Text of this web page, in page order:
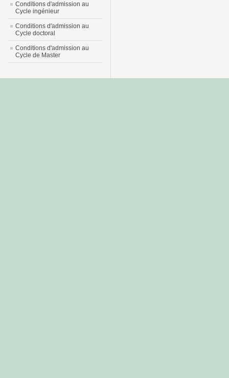
Conditions d'admission au
Cycle ingénieur
Conditions d'admission au
Cycle doctoral
Conditions d'admission au
Cycle de Master